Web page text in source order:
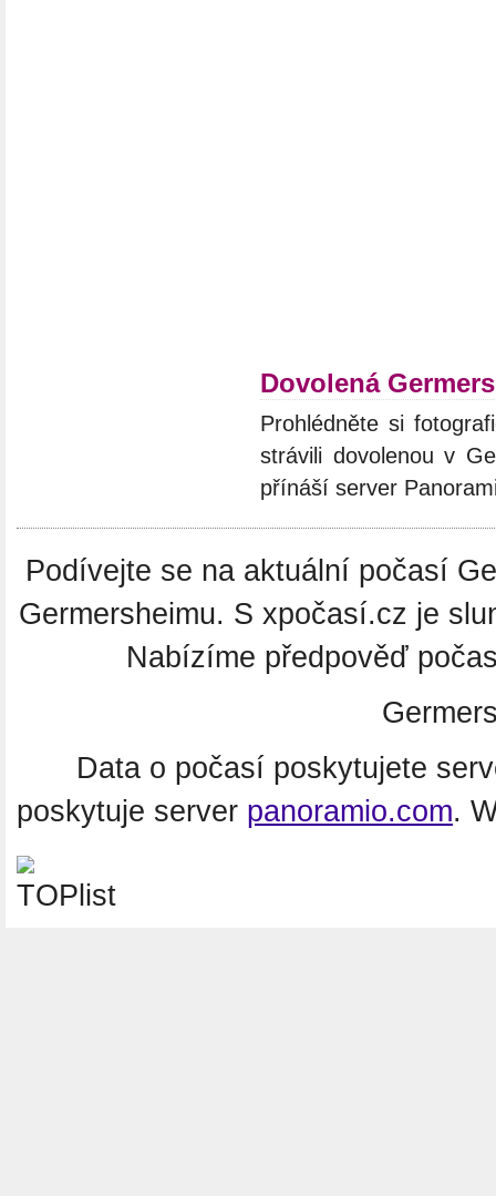
Dovolená
Prohlédněte si
strávili dovolenou v
přínáší server
Podívejte se na aktuální počasí
Germersheimu. S xpočasí.cz je
Nabízíme předpověď
Data o počasí poskytujete
poskytuje server panoramio.com.